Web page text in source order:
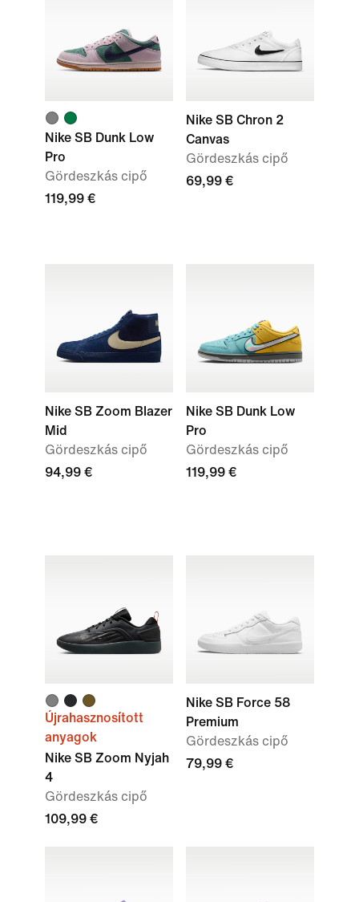
Nike SB Dunk Low
Pro
Gördeszkás cipő
119,99 €
Nike SB Chron 2
Canvas
Gördeszkás cipő
69,99 €
Nike SB Zoom Blazer
Mid
Gördeszkás cipő
94,99 €
Nike SB Dunk Low
Pro
Gördeszkás cipő
119,99 €
Újrahasznosított
anyagok
Nike SB Zoom Nyjah
4
Gördeszkás cipő
109,99 €
Nike SB Force 58
Premium
Gördeszkás cipő
79,99 €